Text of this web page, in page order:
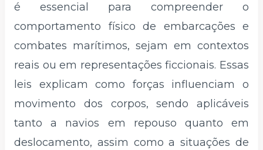
é essencial para compreender o
comportamento físico de embarcações e
combates marítimos, sejam em contextos
reais ou em representações ficcionais. Essas
leis explicam como forças influenciam o
movimento dos corpos, sendo aplicáveis
tanto a navios em repouso quanto em
deslocamento, assim como a situações de